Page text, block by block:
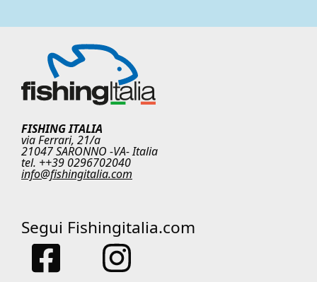
FISHING ITALIA
via Ferrari, 21/a
21047 SARONNO -VA- Italia
tel. ++39 0296702040
info@fishingitalia.com
Segui Fishingitalia.com